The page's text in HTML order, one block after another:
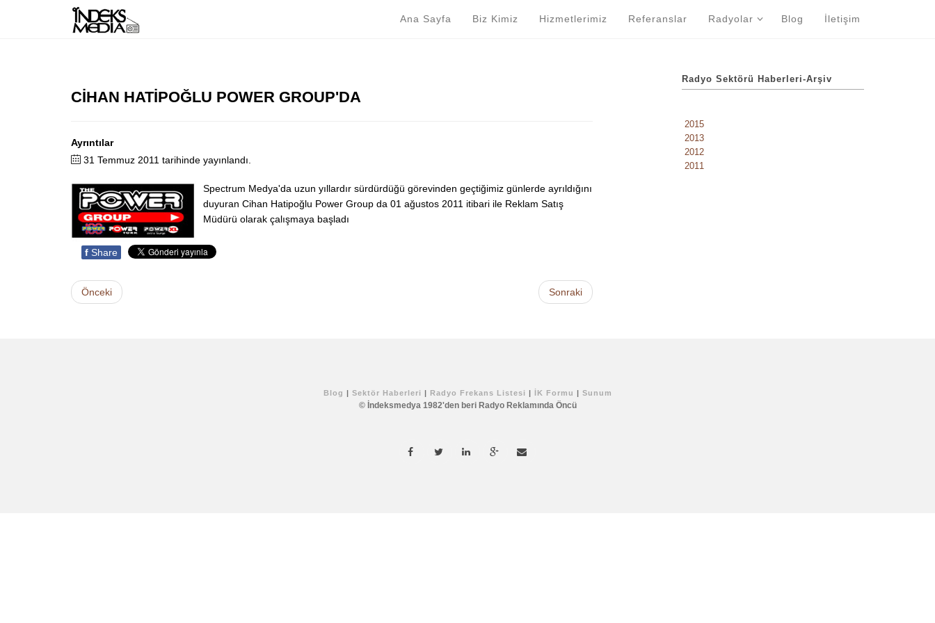
Ana Sayfa Biz Kimiz Hizmetlerimiz Referanslar Radyolar Blog İletişim
CİHAN HATİPOĞLU POWER GROUP'DA
Ayrıntılar
31 Temmuz 2011 tarihinde yayınlandı.
Spectrum Medya'da uzun yıllardır sürdürdüğü görevinden geçtiğimiz günlerde ayrıldığını
duyuran Cihan Hatipoğlu Power Group da 01 ağustos 2011 itibari ile Reklam Satış
Müdürü olarak çalışmaya başladı
f Share
Önceki Sonraki
Radyo Sektörü Haberleri-Arşiv
2015
2013
2012
2011
Blog | Sektör Haberleri | Radyo Frekans Listesi | İK Formu | Sunum
© İndeksmedya 1982'den beri Radyo Reklamında Öncü